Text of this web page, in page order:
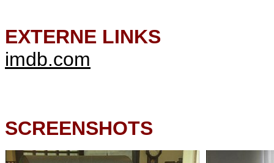
EXTERNE LINKS
imdb.com
SCREENSHOTS